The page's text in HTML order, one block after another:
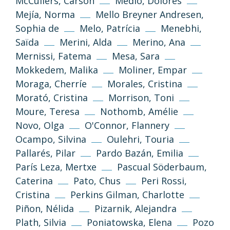
Mejía, Norma
Mello Breyner Andresen,
Sophia de
Melo, Patrícia
Menebhi,
Saïda
Merini, Alda
Merino, Ana
Mernissi, Fatema
Mesa, Sara
Mokkedem, Malika
Moliner, Empar
Moraga, Cherríe
Morales, Cristina
Morató, Cristina
Morrison, Toni
Moure, Teresa
Nothomb, Amélie
Novo, Olga
O'Connor, Flannery
Ocampo, Silvina
Oulehri, Touria
Pallarés, Pilar
Pardo Bazán, Emilia
París Leza, Mertxe
Pascual Söderbaum,
Caterina
Pato, Chus
Peri Rossi,
Cristina
Perkins Gilman, Charlotte
Piñon, Nélida
Pizarnik, Alejandra
Plath, Silvia
Poniatowska, Elena
Pozo
Unless otherwise stated, the texts and
images on this website are published under
the Creative Commons 3.0 Attribution–
NonCommercial–ShareAlike (CC BY-NC-SA
3.0) license.
Information and standards
Privacy Policy Legal Notice
Cookies Policy